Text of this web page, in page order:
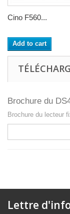
Cino F560...
Add to cart
Brochure du
Brochure du lecteur
Lettre